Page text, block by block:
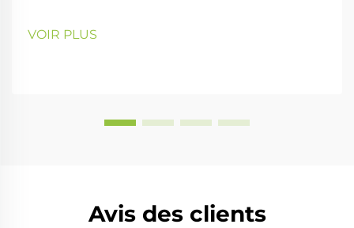
VOIR PLUS
Avis des clients